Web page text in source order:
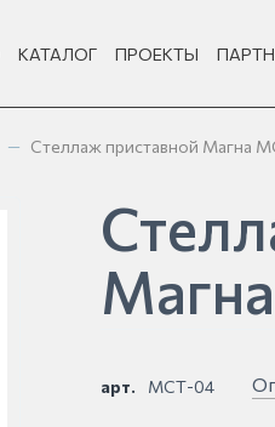
КАТАЛОГ ПРОЕКТЫ
— Стеллаж приставной Магна
арт. МСТ-04